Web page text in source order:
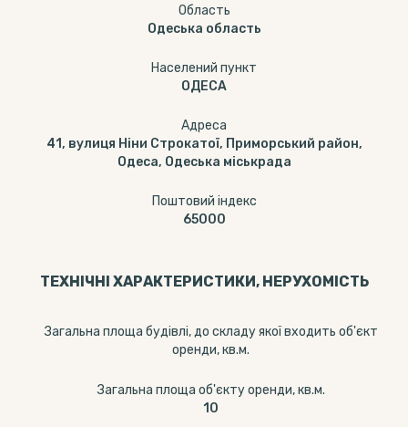
Область
Одеська область
Населений пункт
ОДЕСА
Адреса
41, вулиця Ніни Строкатої, Приморський район,
Одеса, Одеська міськрада
Поштовий індекс
65000
ТЕХНІЧНІ ХАРАКТЕРИСТИКИ, НЕРУХОМІСТЬ
Загальна площа будівлі, до складу якої входить об'єкт
оренди, кв.м.
Загальна площа об'єкту оренди, кв.м.
10